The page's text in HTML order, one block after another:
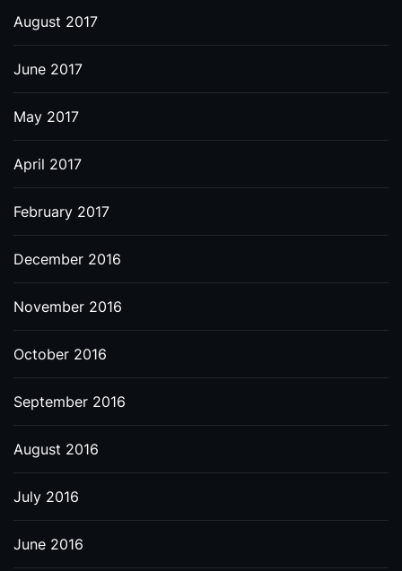
August 2017
June 2017
May 2017
April 2017
February 2017
December 2016
November 2016
October 2016
September 2016
August 2016
July 2016
June 2016